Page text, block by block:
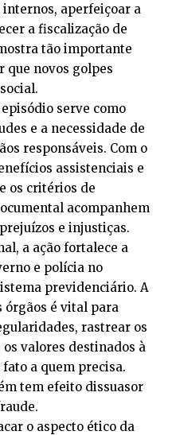
aperfeiçoar a
a fiscalização de
tão importante
que novos golpes
serve como
e a necessidade de
responsáveis. Com o
assistenciais e
os critérios de
acompanhem
e injustiças.
a ação fortalece a
e polícia no
previdenciário. A
órgãos é vital para
rastrear os
valores destinados à
a quem precisa.
tem efeito dissuasor
o aspecto ético da